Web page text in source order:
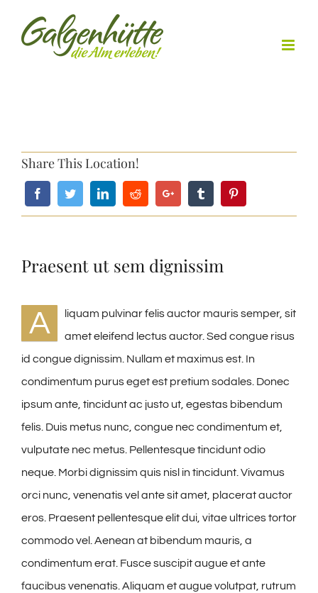
Share This Location!
Praesent ut sem dignissim
A
liquam pulvinar felis auctor mauris semper, sit
amet eleifend lectus auctor. Sed congue risus
id congue dignissim. Nullam et maximus est. In
condimentum purus eget est pretium sodales. Donec
ipsum ante, tincidunt ac justo ut, egestas bibendum
felis. Duis metus nunc, congue nec condimentum et,
vulputate nec metus. Pellentesque tincidunt odio
neque. Morbi dignissim quis nisl in tincidunt. Vivamus
orci nunc, venenatis vel ante sit amet, placerat auctor
eros. Praesent pellentesque elit dui, vitae ultrices tortor
commodo vel. Aenean at bibendum mauris, a
condimentum erat. Fusce suscipit augue et ante
faucibus venenatis. Aliquam et augue volutpat, rutrum